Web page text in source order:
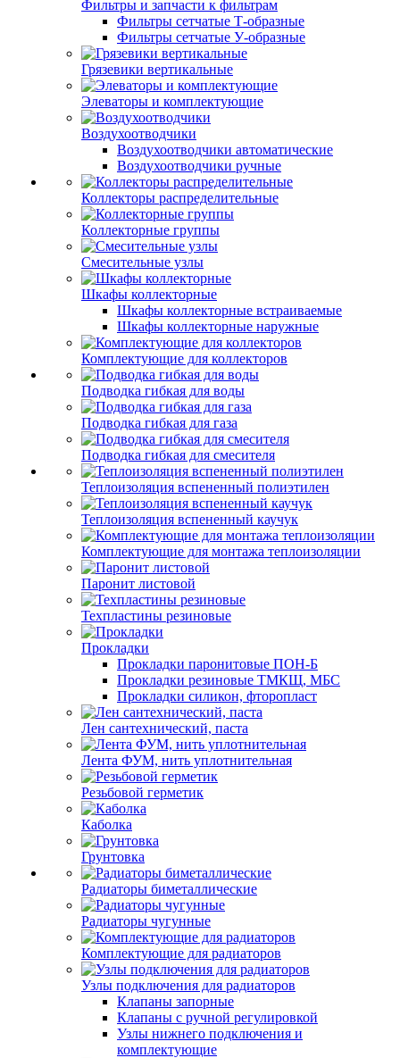
Фильтры и запчасти к фильтрам
Фильтры сетчатые Т-образные
Фильтры сетчатые У-образные
Грязевики вертикальные
Элеваторы и комплектующие
Воздухоотводчики
Воздухоотводчики автоматические
Воздухоотводчики ручные
Коллекторы распределительные
Коллекторные группы
Смесительные узлы
Шкафы коллекторные
Шкафы коллекторные встраиваемые
Шкафы коллекторные наружные
Комплектующие для коллекторов
Подводка гибкая для воды
Подводка гибкая для газа
Подводка гибкая для смесителя
Теплоизоляция вспененный полиэтилен
Теплоизоляция вспененный каучук
Комплектующие для монтажа теплоизоляции
Паронит листовой
Техпластины резиновые
Прокладки
Прокладки паронитовые ПОН-Б
Прокладки резиновые ТМКЩ, МБС
Прокладки силикон, фторопласт
Лен сантехнический, паста
Лента ФУМ, нить уплотнительная
Резьбовой герметик
Каболка
Грунтовка
Радиаторы биметаллические
Радиаторы чугунные
Комплектующие для радиаторов
Узлы подключения для радиаторов
Клапаны запорные
Клапаны с ручной регулировкой
Узлы нижнего подключения и
комплектующие